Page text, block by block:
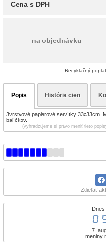
Zdieľať
Dnes
7.
meniny
Cena s DPH
na objednávku
Recyklačný
Popis História cien
3vrstvové papierové servítky 33x33cm.
balíčkov.
(vyhradzujeme si právo meniť tieto